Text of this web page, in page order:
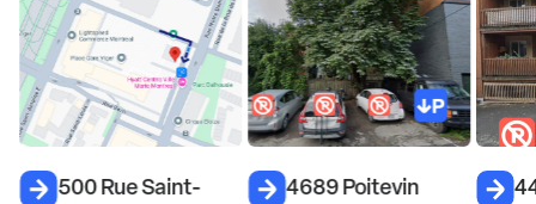
500 Rue Saint-
4689 Poitevin